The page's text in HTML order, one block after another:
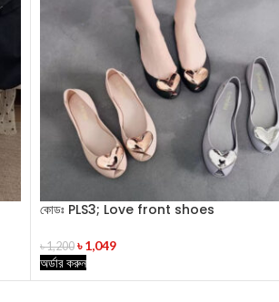
কোডঃ PLS3; Love front shoes
৳1,200 ৳1,049
অর্ডার করুন